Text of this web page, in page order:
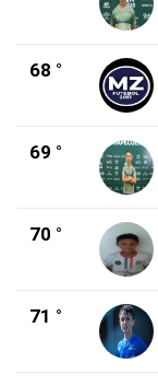
68 °
69 °
70 °
71 °